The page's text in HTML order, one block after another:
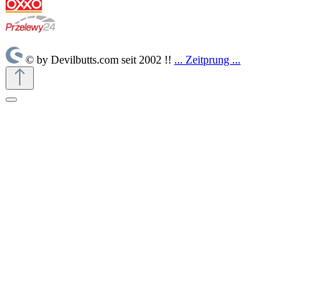
© by Devilbutts.com seit 2002 !! ... Zeitprung ...